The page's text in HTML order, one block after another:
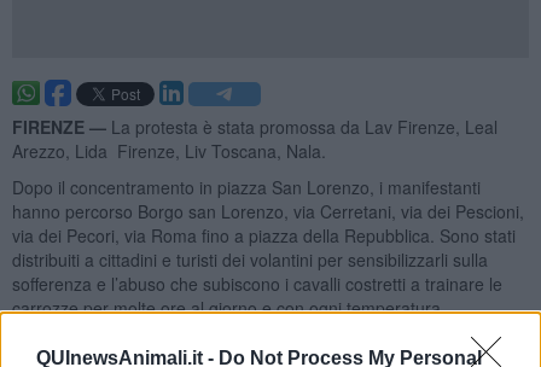
QUInewsAnimali.it - Do Not Process My Personal
FIRENZE — La protesta è stata promossa da Lav Firenze, Leal
Arezzo, Lida Firenze, Liv Toscana, Nala.
Dopo il concentramento in piazza San Lorenzo, i manifestanti
hanno percorso Borgo san Lorenzo, via Cerretani, via dei Pescioni,
via dei Pecori, via Roma fino a piazza della Repubblica. Sono stati
distribuiti a cittadini e turisti dei volantini per sensibilizzarli sulla
sofferenza e l’abuso che subiscono i cavalli costretti a trainare le
carrozze per molte ore al giorno e con ogni temperatura.